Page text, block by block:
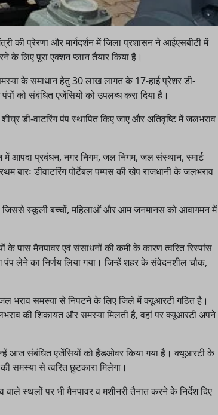
की प्रेरणा और मार्गदर्शन में जिला प्रशासन ने आईएसबीटी में
के लिए पूरा एक्शन प्लान तैयार किया है।
के समाधान हेतु 30 लाख लागत के 17-हाई प्रेशर डी-
को संबंधित एजेंसियों को उपलब्ध करा दिया है।
डी-वाटरिंग पंप स्थापित किए जाए और अतिवृष्टि में जलभराव
आपदा प्रबंधन, नगर निगम, जल निगम, जल संस्थान, स्मार्ट
बारः डीवाटरिंग पोर्टेबल पम्पस की खेप राजधानी के जलभराव
जिससे स्कूली बच्चों, महिलाओं और आम जनमानस को आवागमन में
पास मैनपावर एवं संसाधनों की कमी के कारण त्वरित रिस्पांस
लेने का निर्णय लिया गया। जिन्हें शहर के संवेदनशील चौक,
भराव समस्या से निपटने के लिए जिले में क्यूआरटी गठित है।
की शिकायत और समस्या मिलती है, वहां पर क्यूआरटी अपने
आज संबंधित एजेंसियों को हैंडओवर किया गया है। क्यूआरटी के
समस्या से त्वरित छुटकारा मिलेगा।
स्थलों पर भी मैनपावर व मशीनरी तैनात करने के निर्देश दिए